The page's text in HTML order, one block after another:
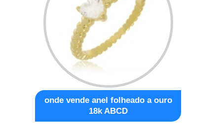
onde vende anel folheado a ouro
18k ABCD